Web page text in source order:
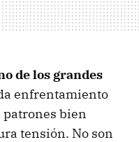
de los grandes
enfrentamiento
bien
tensión. No son